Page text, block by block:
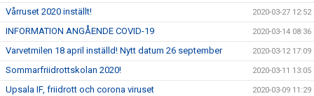
Vårruset 2020 inställt! 2020-03-27 12:52
INFORMATION ANGÅENDE COVID-19 2020-03-14 08:36
Varvetmilen 18 april inställd! Nytt datum 26 september 2020-03-12 17:09
Sommarfriidrottskolan 2020! 2020-03-11 13:05
Upsala IF, friidrott och corona viruset 2020-03-09 11:29